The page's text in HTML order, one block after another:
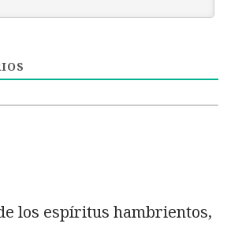
los espíritus hambrientos,